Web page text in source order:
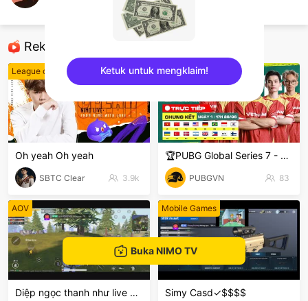
Rekomendasi
League of Legends
Oh yeah Oh yeah
SBTC Clear 3.9k
PUBG
🏆PUBG Global Series 7 - PGS 7
PUBGVN 83
AOV
Diệp ngọc thanh như live 💓💓💓🍭
Mobile Games
Simy Casd✓$$$$
Buka NIMO TV
Ketuk untuk mengklaim!
sentinelEnd